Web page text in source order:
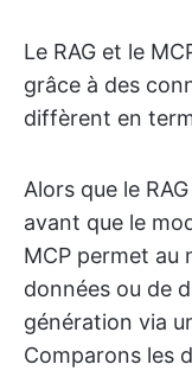
Le RAG et le
grâce à des
diffèrent en
Alors que le
avant que le
MCP permet au
données ou de
génération via
Comparons les